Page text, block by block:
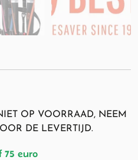
OP VOORRAAD, NEEM
DE LEVERTIJD.
75 euro